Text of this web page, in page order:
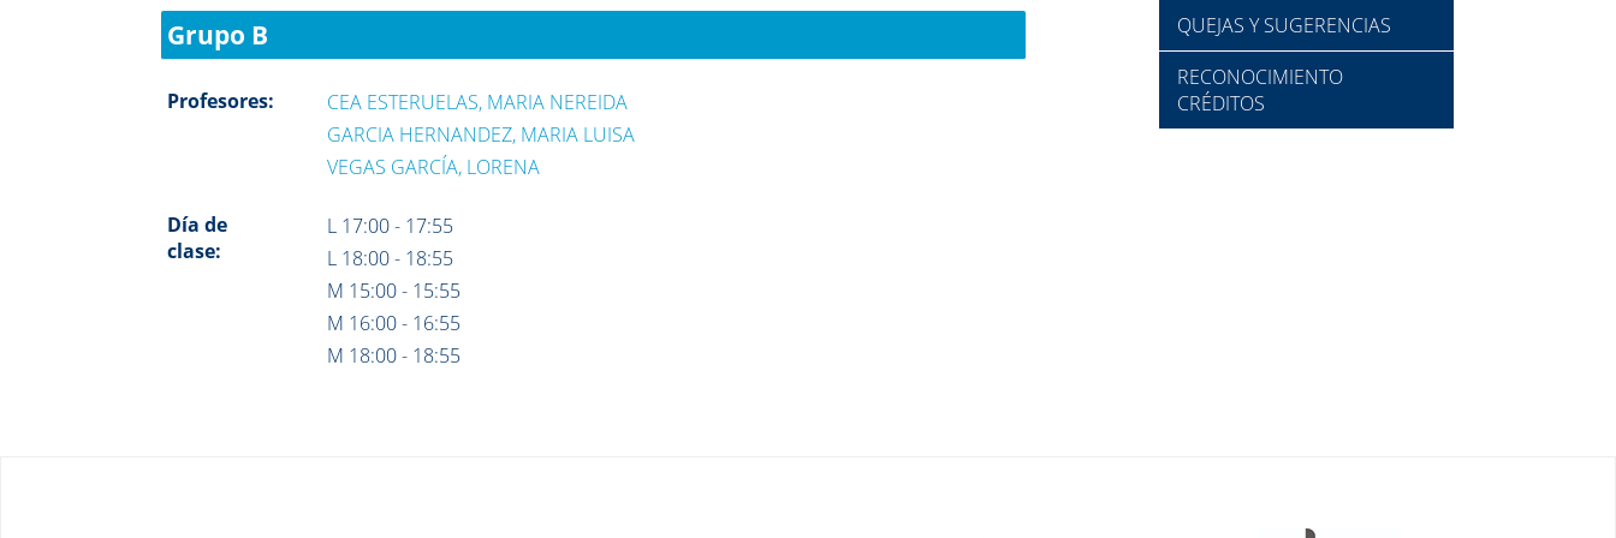
Grupo B
Profesores:
CEA ESTERUELAS, MARIA NEREIDA
GARCIA HERNANDEZ, MARIA LUISA
VEGAS GARCÍA, LORENA
Día de
clase:
L 17:00 - 17:55
L 18:00 - 18:55
M 15:00 - 15:55
M 16:00 - 16:55
M 18:00 - 18:55
QUEJAS Y SUGERENCIAS
RECONOCIMIENTO
CRÉDITOS